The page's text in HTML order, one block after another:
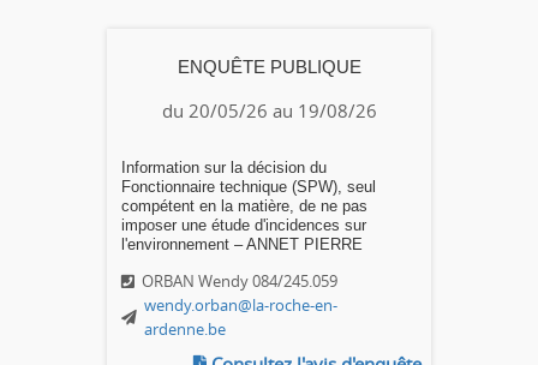
ENQUÊTE PUBLIQUE
du 20/05/26 au 19/08/26
Information sur la décision du
Fonctionnaire technique (SPW), seul
compétent en la matière, de ne pas
imposer une étude d'incidences sur
l'environnement – ANNET PIERRE
ORBAN Wendy 084/245.059
wendy.orban@la-roche-en-
ardenne.be